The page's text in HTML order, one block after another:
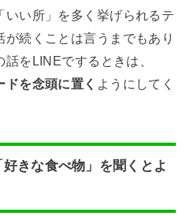
いい所」を多く挙げられるテ
続くことは言うまでもあり
をLINEでするときは、
ドを念頭に置く ようにしてく
きな食べ物」を聞くとよ